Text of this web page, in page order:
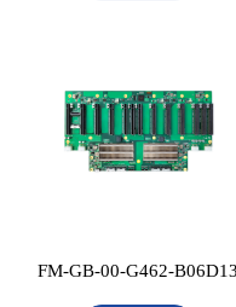
FM-GB-00-G462-B06D13